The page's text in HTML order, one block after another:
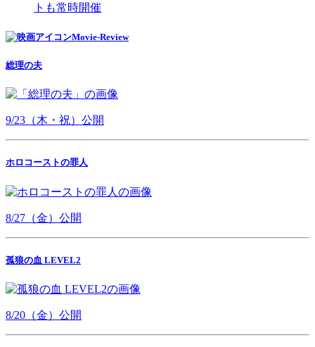
トも常時開催
Movie-Review
総理の夫
9/23（木・祝）公開
ホロコーストの罪人
8/27（金）公開
孤狼の血 LEVEL2
8/20（金）公開